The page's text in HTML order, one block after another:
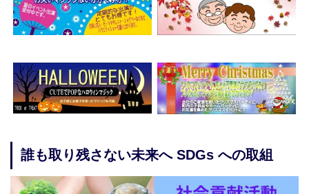
誰も取り残さない未来へ SDGs への取組